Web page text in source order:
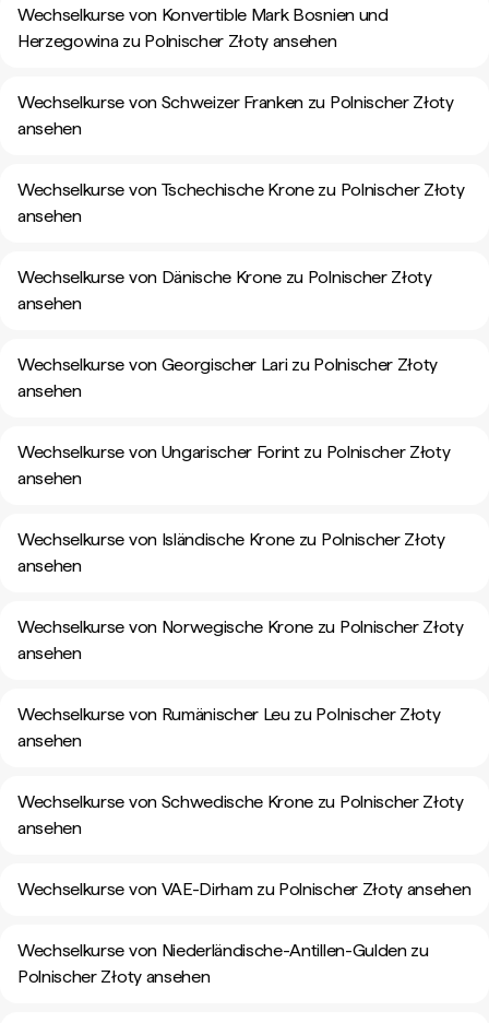
Wechselkurse von Konvertible Mark Bosnien und
Herzegowina zu Polnischer Złoty ansehen
Wechselkurse von Schweizer Franken zu Polnischer Złoty
ansehen
Wechselkurse von Tschechische Krone zu Polnischer Złoty
ansehen
Wechselkurse von Dänische Krone zu Polnischer Złoty
ansehen
Wechselkurse von Georgischer Lari zu Polnischer Złoty
ansehen
Wechselkurse von Ungarischer Forint zu Polnischer Złoty
ansehen
Wechselkurse von Isländische Krone zu Polnischer Złoty
ansehen
Wechselkurse von Norwegische Krone zu Polnischer Złoty
ansehen
Wechselkurse von Rumänischer Leu zu Polnischer Złoty
ansehen
Wechselkurse von Schwedische Krone zu Polnischer Złoty
ansehen
Wechselkurse von VAE-Dirham zu Polnischer Złoty ansehen
Wechselkurse von Niederländische-Antillen-Gulden zu
Polnischer Złoty ansehen